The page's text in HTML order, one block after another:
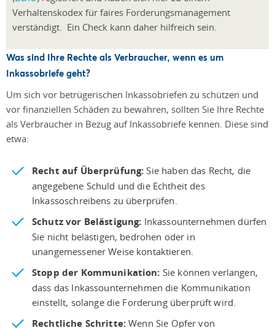
Verhaltenskodex für faires Forderungsmanagement
verständigt. Ein Check kann daher hilfreich sein.
Was sind Ihre Rechte als Verbraucher, wenn es um
Inkassobriefe geht?
Um sich vor betrügerischen Inkassobriefen zu schützen und
vor finanziellen Schäden zu bewahren, sollten Sie Ihre Rechte
als Verbraucher in Bezug auf Inkassobriefe kennen. Diese sind
etwa:
Recht auf Überprüfung: Sie haben das Recht, die
angegebene Schuld und die Echtheit des
Inkassoschreibens zu überprüfen.
Schutz vor Belästigung: Inkassounternehmen dürfen
Sie nicht belästigen, bedrohen oder in
unangemessener Weise kontaktieren.
Stopp der Kommunikation: Sie können verlangen,
dass das Inkassounternehmen die Kommunikation
einstellt, solange die Forderung überprüft wird.
Rechtliche Schritte: Wenn Sie Opfer von